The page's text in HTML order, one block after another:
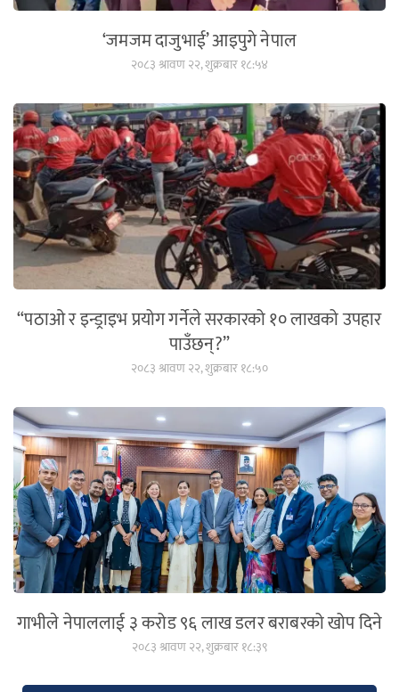
‘जमजम दाजुभाई’ आइपुगे नेपाल
२०८३ श्रावण २२, शुक्रबार १८:५४
“पठाओ र इन्ड्राइभ प्रयोग गर्नेले सरकारको १० लाखको उपहार
पाउँछन्?”
२०८३ श्रावण २२, शुक्रबार १८:५०
गाभीले नेपाललाई ३ करोड ९६ लाख डलर बराबरको खोप दिने
२०८३ श्रावण २२, शुक्रबार १८:३९